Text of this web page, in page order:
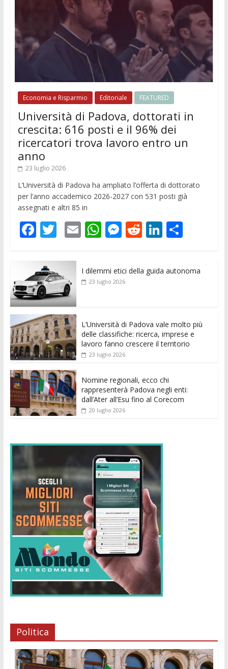
Economia e Risparmio Editoriale FEATURED
Università di Padova, dottorati in
crescita: 616 posti e il 96% dei
ricercatori trova lavoro entro un
anno
23 luglio 2026
L’Università di Padova ha ampliato l’offerta di dottorato
per l’anno accademico 2026-2027 con 531 posti già
assegnati e altri 85 in
F
e
b
o
o
k
T
itt
er
E
ai
l
W
s
p
M
ss
e
er
R
di
Li
e
C
di
I dilemmi etici della guida autonoma
23 luglio 2026
L’Università di Padova vale molto più
delle classifiche: ricerca, imprese e
lavoro fanno crescere il territorio
23 luglio 2026
Nomine regionali, ecco chi
rappresenterà Padova negli enti:
dall’Ater all’Esu fino al Corecom
20 luglio 2026
Politica